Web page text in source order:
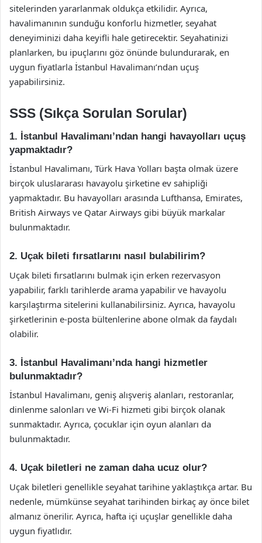
sitelerinden yararlanmak oldukça etkilidir. Ayrıca,
havalimanının sunduğu konforlu hizmetler, seyahat
deneyiminizi daha keyifli hale getirecektir. Seyahatinizi
planlarken, bu ipuçlarını göz önünde bulundurarak, en
uygun fiyatlarla İstanbul Havalimanı’ndan uçuş
yapabilirsiniz.
SSS (Sıkça Sorulan Sorular)
1. İstanbul Havalimanı’ndan hangi havayolları uçuş
yapmaktadır?
İstanbul Havalimanı, Türk Hava Yolları başta olmak üzere
birçok uluslararası havayolu şirketine ev sahipliği
yapmaktadır. Bu havayolları arasında Lufthansa, Emirates,
British Airways ve Qatar Airways gibi büyük markalar
bulunmaktadır.
2. Uçak bileti fırsatlarını nasıl bulabilirim?
Uçak bileti fırsatlarını bulmak için erken rezervasyon
yapabilir, farklı tarihlerde arama yapabilir ve havayolu
karşılaştırma sitelerini kullanabilirsiniz. Ayrıca, havayolu
şirketlerinin e-posta bültenlerine abone olmak da faydalı
olabilir.
3. İstanbul Havalimanı’nda hangi hizmetler
bulunmaktadır?
İstanbul Havalimanı, geniş alışveriş alanları, restoranlar,
dinlenme salonları ve Wi-Fi hizmeti gibi birçok olanak
sunmaktadır. Ayrıca, çocuklar için oyun alanları da
bulunmaktadır.
4. Uçak biletleri ne zaman daha ucuz olur?
Uçak biletleri genellikle seyahat tarihine yaklaştıkça artar. Bu
nedenle, mümkünse seyahat tarihinden birkaç ay önce bilet
almanız önerilir. Ayrıca, hafta içi uçuşlar genellikle daha
uygun fiyatlıdır.